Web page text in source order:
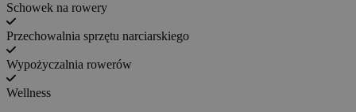
Schowek na rowery
Przechowalnia sprzętu narciarskiego
Wypożyczalnia rowerów
Wellness